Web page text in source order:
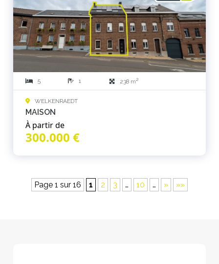
5 1 238 m2
WELKENRAEDT
MAISON
À partir de
300.000 €
Page 1 sur 16 1 2 3 … 10 … » »»